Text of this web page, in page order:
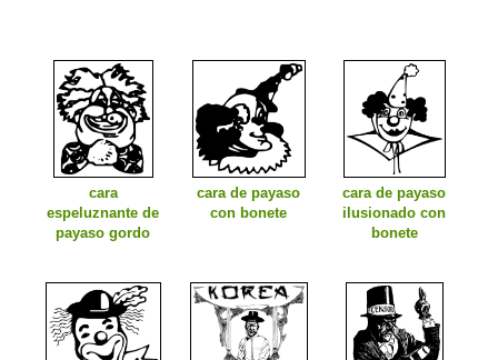
cara
espeluznante de
payaso gordo
cara de payaso
con bonete
cara de payaso
ilusionado con
bonete